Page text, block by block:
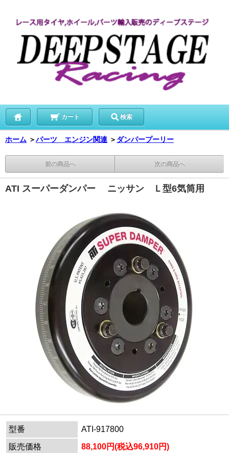
カート 検索
ホーム ＞パーツ エンジン関連 ＞ ダンパープーリー
前の商品へ 次の商品へ
ATI スーパーダンパー ニッサン Ｌ型6気筒用
型番
ATI-917800
販売価格
88,100円(税込96,910円)